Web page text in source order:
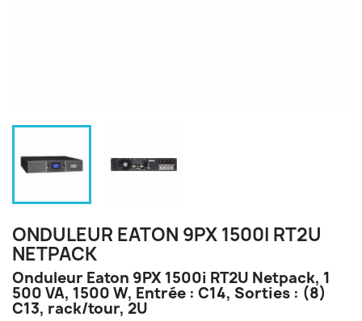
ONDULEUR EATON 9PX 1500I RT2U
NETPACK
Onduleur Eaton 9PX 1500i RT2U Netpack, 1
500 VA, 1500 W, Entrée : C14, Sorties : (8)
C13, rack/tour, 2U